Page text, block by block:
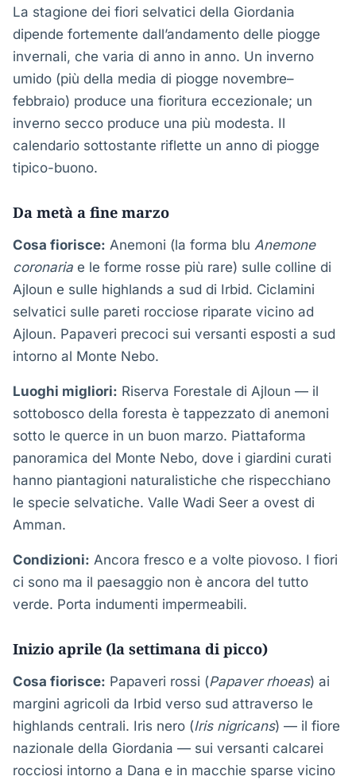
La stagione dei fiori selvatici della Giordania
dipende fortemente dall’andamento delle piogge
invernali, che varia di anno in anno. Un inverno
umido (più della media di piogge novembre–
febbraio) produce una fioritura eccezionale; un
inverno secco produce una più modesta. Il
calendario sottostante riflette un anno di piogge
tipico-buono.
Da metà a fine marzo
Cosa fiorisce: Anemoni (la forma blu Anemone
coronaria e le forme rosse più rare) sulle colline di
Ajloun e sulle highlands a sud di Irbid. Ciclamini
selvatici sulle pareti rocciose riparate vicino ad
Ajloun. Papaveri precoci sui versanti esposti a sud
intorno al Monte Nebo.
Luoghi migliori: Riserva Forestale di Ajloun — il
sottobosco della foresta è tappezzato di anemoni
sotto le querce in un buon marzo. Piattaforma
panoramica del Monte Nebo, dove i giardini curati
hanno piantagioni naturalistiche che rispecchiano
le specie selvatiche. Valle Wadi Seer a ovest di
Amman.
Condizioni: Ancora fresco e a volte piovoso. I fiori
ci sono ma il paesaggio non è ancora del tutto
verde. Porta indumenti impermeabili.
Inizio aprile (la settimana di picco)
Cosa fiorisce: Papaveri rossi (Papaver rhoeas) ai
margini agricoli da Irbid verso sud attraverso le
highlands centrali. Iris nero (Iris nigricans) — il fiore
nazionale della Giordania — sui versanti calcarei
rocciosi intorno a Dana e in macchie sparse vicino